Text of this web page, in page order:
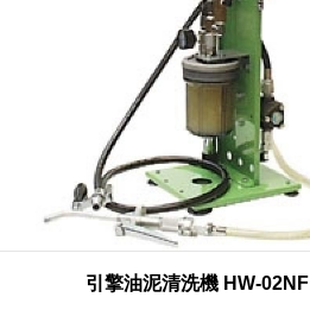
引擎油泥清洗機 HW-02NF